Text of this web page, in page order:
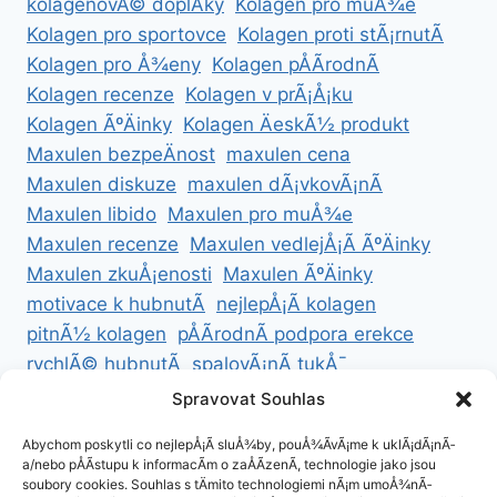
kolagenovÃ© doplÅky Kolagen pro muÅ¾e
Kolagen pro sportovce Kolagen proti stÃ¡rnutÃ­
Kolagen pro Å¾eny Kolagen pÅÃ­rodnÃ­
Kolagen recenze Kolagen v prÃ¡Å¡ku
Kolagen ÃºÄinky Kolagen ÄeskÃ½ produkt
Maxulen bezpeÄnost maxulen cena
Maxulen diskuze maxulen dÃ¡vkovÃ¡nÃ­
Maxulen libido Maxulen pro muÅ¾e
Maxulen recenze Maxulen vedlejÅ¡Ã­ ÃºÄinky
Maxulen zkuÅ¡enosti Maxulen ÃºÄinky
motivace k hubnutÃ­ nejlepÅ¡Ã­ kolagen
pitnÃ½ kolagen pÅÃ­rodnÃ­ podpora erekce
rychlÃ© hubnutÃ­ spalovÃ¡nÃ­ tukÅ¯
ZdravÃ© hubnutÃ­ ZdravÃ© recepty na hubnutÃ­
Spravovat Souhlas
Abychom poskytli co nejlepÅ¡Ã­ sluÅ¾by, pouÅ¾Ã­vÃ¡me k uklÃ¡dÃ¡nÃ­
a/nebo pÅÃ­stupu k informacÃ­m o zaÅÃ­zenÃ­, technologie jako jsou
soubory cookies. Souhlas s tÄmito technologiemi nÃ¡m umoÅ¾nÃ­